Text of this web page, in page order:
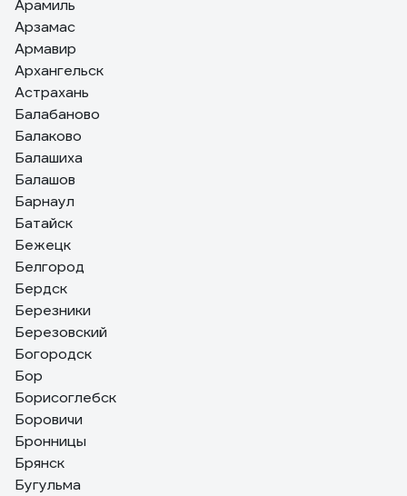
Арамиль
Арзамас
Армавир
Архангельск
Астрахань
Балабаново
Балаково
Балашиха
Балашов
Барнаул
Батайск
Бежецк
Белгород
Бердск
Березники
Березовский
Богородск
Бор
Борисоглебск
Боровичи
Бронницы
Брянск
Бугульма